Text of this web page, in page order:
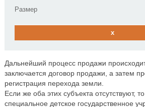
Размер
x
Дальнейший процесс продажи
заключается договор продажи, а затем
регистрация перехода земли.
Если же оба этих субъекта отсутствуют,
специальное детское государственное